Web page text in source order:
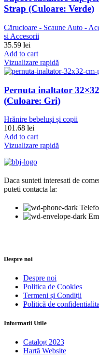
Strap (Culoare: Verde)
Cărucioare - Scaune Auto -
si Accesorii
35.59 lei
Add to cart
Vizualizare rapidă
Pernuta inaltator
(Culoare: Gri)
Hrănire bebeluși și copii
101.68 lei
Add to cart
Vizualizare rapidă
Daca sunteti interesati de
puteti contacta la:
Despre noi
Despre noi
Politica de Cookies
Termeni și Condiții
Politică de
Informatii Utile
Catalog 2023
Hartă Website